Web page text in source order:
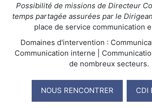
Possibilité de missions de Directeur
temps partagée assurées par le
place de service communication
Domaines d'intervention :
Communication interne |
de nombreux secteurs.
NOUS RENCONTRER CDI